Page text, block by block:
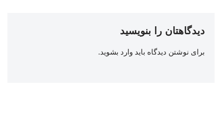
دیدگاهتان را بنویسید
برای نوشتن دیدگاه باید وارد بشوید.